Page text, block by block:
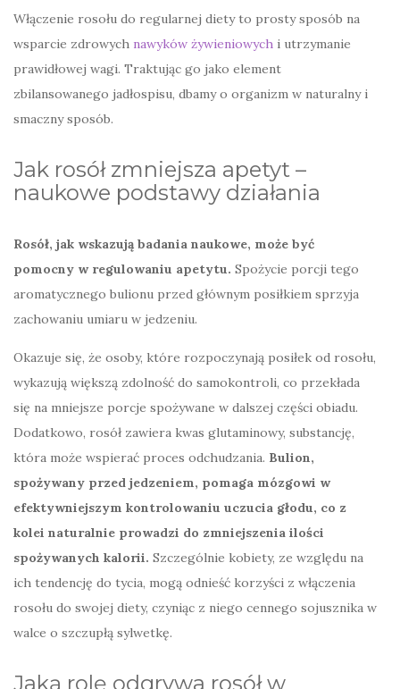
Włączenie rosołu do regularnej diety to prosty sposób na
wsparcie zdrowych nawyków żywieniowych i utrzymanie
prawidłowej wagi. Traktując go jako element
zbilansowanego jadłospisu, dbamy o organizm w naturalny i
smaczny sposób.
Jak rosół zmniejsza apetyt –
naukowe podstawy działania
Rosół, jak wskazują badania naukowe, może być
pomocny w regulowaniu apetytu. Spożycie porcji tego
aromatycznego bulionu przed głównym posiłkiem sprzyja
zachowaniu umiaru w jedzeniu.
Okazuje się, że osoby, które rozpoczynają posiłek od rosołu,
wykazują większą zdolność do samokontroli, co przekłada
się na mniejsze porcje spożywane w dalszej części obiadu.
Dodatkowo, rosół zawiera kwas glutaminowy, substancję,
która może wspierać proces odchudzania. Bulion,
spożywany przed jedzeniem, pomaga mózgowi w
efektywniejszym kontrolowaniu uczucia głodu, co z
kolei naturalnie prowadzi do zmniejszenia ilości
spożywanych kalorii. Szczególnie kobiety, ze względu na
ich tendencję do tycia, mogą odnieść korzyści z włączenia
rosołu do swojej diety, czyniąc z niego cennego sojusznika w
walce o szczupłą sylwetkę.
Jaką rolę odgrywa rosół w